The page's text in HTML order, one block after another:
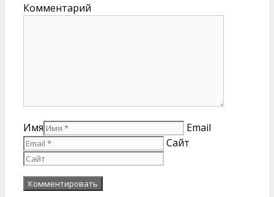
Комментарий
Имя
Email
Сайт